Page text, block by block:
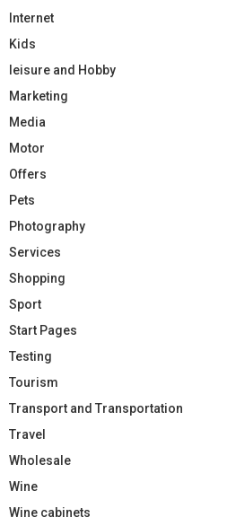
Internet
Kids
leisure and Hobby
Marketing
Media
Motor
Offers
Pets
Photography
Services
Shopping
Sport
Start Pages
Testing
Tourism
Transport and Transportation
Travel
Wholesale
Wine
Wine cabinets